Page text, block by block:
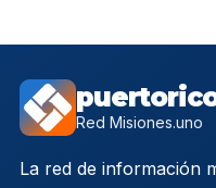
Red Misiones.uno
La red de información